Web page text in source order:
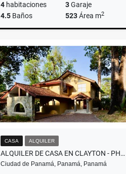
4 habitaciones 3Garaje
4.5 Baños 523Área m2
US$1,900,000
CASA ALQUILER
ALQUILER DE CASA EN CLAYTON - PH SENDEROS DE CAMINO DE CRUCES
Ciudad de Panamá, Panamá, Panamá